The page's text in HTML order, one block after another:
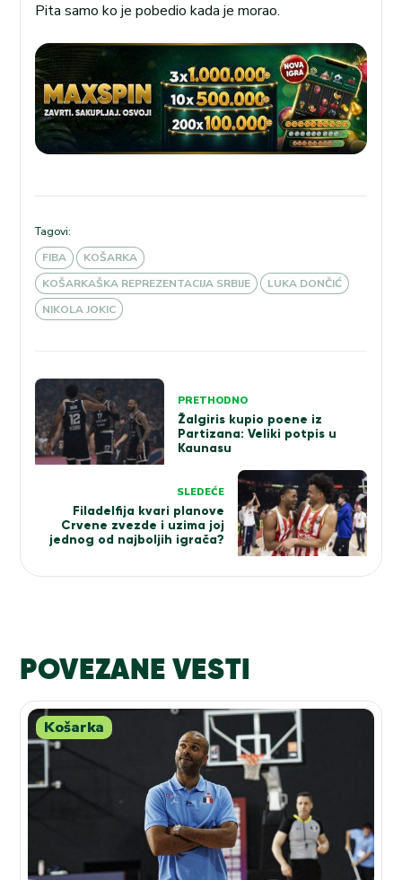
Pita samo ko je pobedio kada je morao.
Tagovi:
FIBA
KOŠARKA
KOŠARKAŠKA REPREZENTACIJA SRBIJE
LUKA DONČIĆ
NIKOLA JOKIC
Kretanje
članka
PRETHODNO
Žalgiris kupio poene iz
Partizana: Veliki potpis u
Kaunasu
SLEDEĆE
Filadelfija kvari planove
Crvene zvezde i uzima joj
jednog od najboljih igrača?
POVEZANE VESTI
Košarka